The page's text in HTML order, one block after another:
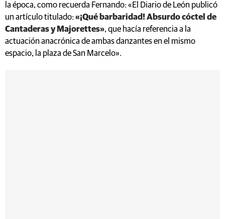
la época, como recuerda Fernando: «El Diario de León publicó
un artículo titulado: «¡Qué barbaridad! Absurdo cóctel de
Cantaderas y Majorettes», que hacía referencia a la
actuación anacrónica de ambas danzantes en el mismo
espacio, la plaza de San Marcelo».